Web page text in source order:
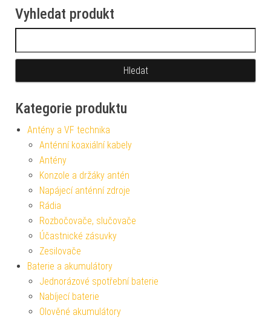
Vyhledat produkt
Kategorie produktu
Antény a VF technika
Anténní koaxiální kabely
Antény
Konzole a držáky antén
Napájecí anténní zdroje
Rádia
Rozbočovače, slučovače
Účastnické zásuvky
Zesilovače
Baterie a akumulátory
Jednorázové spotřební baterie
Nabíjecí baterie
Olověné akumulátory